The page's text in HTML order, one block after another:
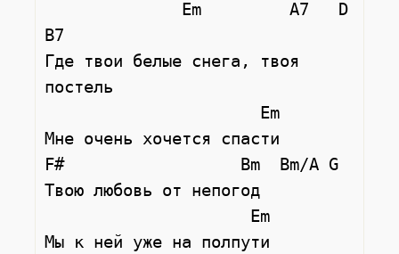
B7
Где твои белые снега, твоя
постель
Мне очень хочется спасти
F#                  Bm  Bm/A G
Твою любовь от непогод
Мы к ней уже на полпути